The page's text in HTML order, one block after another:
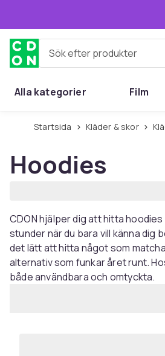
Sök efter produkter
Alla kategorier Film
Startsida Kläder & skor
Hoodies
CDON hjälper dig att hitta
stunder när du bara vill känna dig
det lätt att hitta något som
alternativ som funkar året runt.
både användbara och omtyckta.